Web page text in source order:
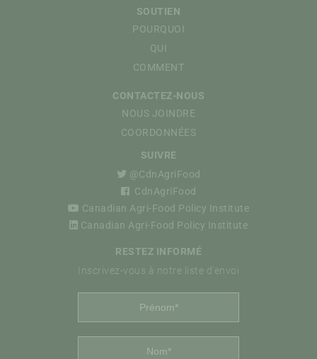
SOUTIEN
POURQUOI
QUI
COMMENT
CONTACTEZ-NOUS
NOUS JOINDRE
COORDONNÉES
SUIVRE
@CdnAgriFood
CdnAgriFood
Canadian Agri-Food Policy Institute
Canadian Agri-Food Policy Institute
RESTEZ INFORMÉ
Inscrivez-vous à notre liste d'envoi